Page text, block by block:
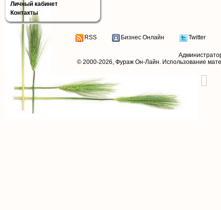
Личный кабинет
Контакты
RSS Бизнес Онлайн Twitter
© 2000-2026, Фураж Он-Лайн. Использование